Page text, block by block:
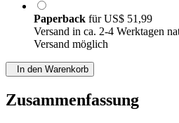
Paperback fürUS$ 51,99
Versand in ca. 2-4 Werktagen
Versand möglich
In den Warenkorb
Zusammenfassung